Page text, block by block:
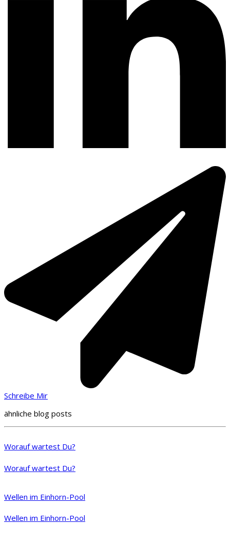
Schreibe Mir
ähnliche blog posts
Worauf wartest Du?
Worauf wartest Du?
Wellen im Einhorn-Pool
Wellen im Einhorn-Pool